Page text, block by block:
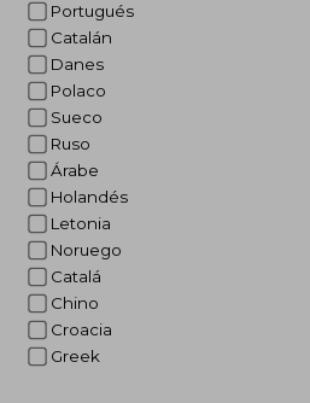
Portugués
Catalán
Danes
Polaco
Sueco
Ruso
Árabe
Holandés
Letonia
Noruego
Catalá
Chino
Croacia
Greek